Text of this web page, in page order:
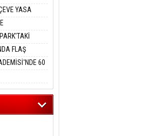
YASA
AİLELERİ
KADAR
FLAŞ
60
VE VELİ